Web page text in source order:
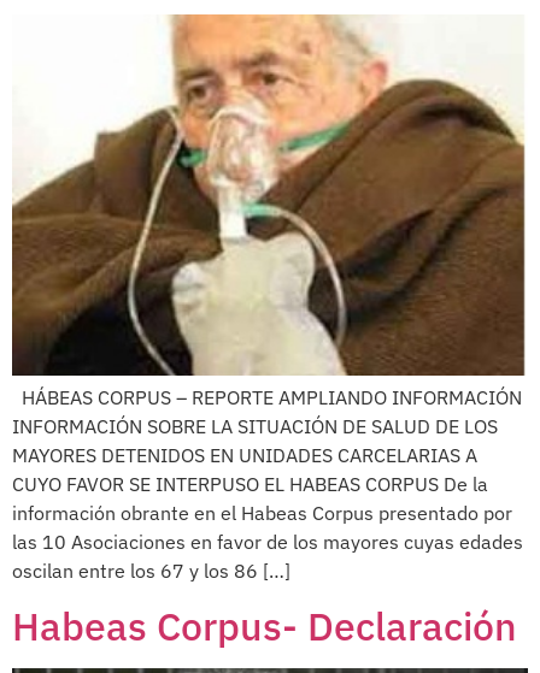
HÁBEAS CORPUS – REPORTE AMPLIANDO INFORMACIÓN
INFORMACIÓN SOBRE LA SITUACIÓN DE SALUD DE LOS
MAYORES DETENIDOS EN UNIDADES CARCELARIAS A
CUYO FAVOR SE INTERPUSO EL HABEAS CORPUS De la
información obrante en el Habeas Corpus presentado por
las 10 Asociaciones en favor de los mayores cuyas edades
oscilan entre los 67 y los 86 […]
Habeas Corpus- Declaración